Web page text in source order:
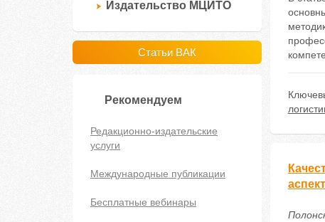
Издательство МЦИТО
Статьи ВАК
Рекомендуем
Редакционно-издательские
услуги
Международные публикации
Бесплатные вебинары